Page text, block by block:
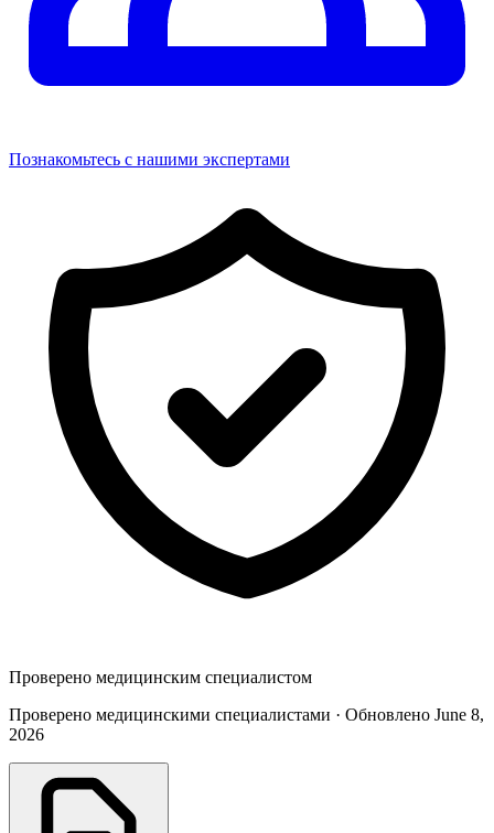
Познакомьтесь с нашими экспертами
Проверено медицинским специалистом
Проверено медицинскими специалистами · Обновлено June 8,
2026